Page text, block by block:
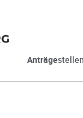
Anträgestellen